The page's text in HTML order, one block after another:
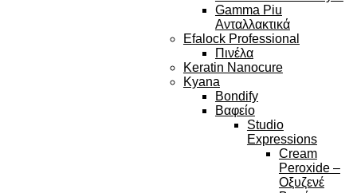
Gamma Piu
Ανταλλακτικά
Efalock Professional
Πινέλα
Keratin Nanocure
Kyana
Bondify
Βαφείο
Studio
Expressions
Cream
Peroxide –
Οξυζενέ